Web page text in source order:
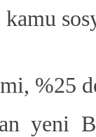
kamu
%25
yeni